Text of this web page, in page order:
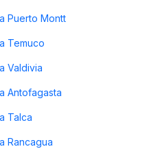
Puerto Montt
Temuco
Valdivia
Antofagasta
Talca
Rancagua